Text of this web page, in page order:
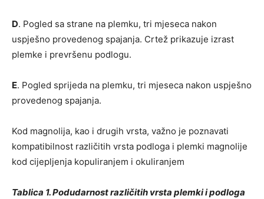
D. Pogled sa strane na plemku, tri mjeseca nakon
uspješno provedenog spajanja. Crtež prikazuje izrast
plemke i prevršenu podlogu.
E. Pogled sprijeda na plemku, tri mjeseca nakon uspješno
provedenog spajanja.
Kod magnolija, kao i drugih vrsta, važno je poznavati
kompatibilnost različitih vrsta podloga i plemki magnolije
kod cijepljenja kopuliranjem i okuliranjem
Tablica 1. Podudarnost različitih vrsta plemki i podloga